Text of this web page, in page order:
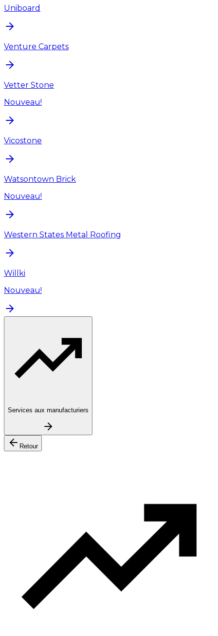
Uniboard
Venture Carpets
Vetter Stone
Nouveau!
Vicostone
Watsontown Brick
Nouveau!
Western States Metal Roofing
Willki
Nouveau!
Services aux manufacturiers
Retour